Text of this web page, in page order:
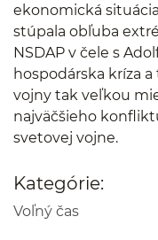
ekonomická
stúpala obľuba
NSDAP v čele s
hospodárska kríza
vojny tak veľkou
najväčšieho
svetovej vojne.
Kategórie:
Voľný čas